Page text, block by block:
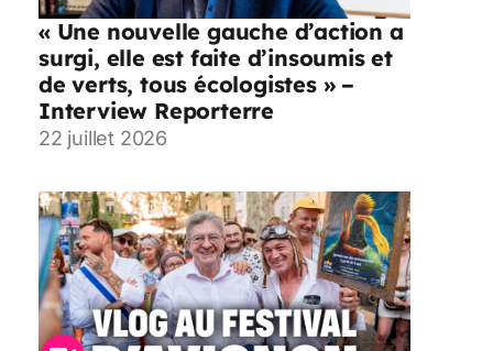
« Une nouvelle gauche d’action a
surgi, elle est faite d’insoumis et
de verts, tous écologistes » –
Interview Reporterre
22 juillet 2026